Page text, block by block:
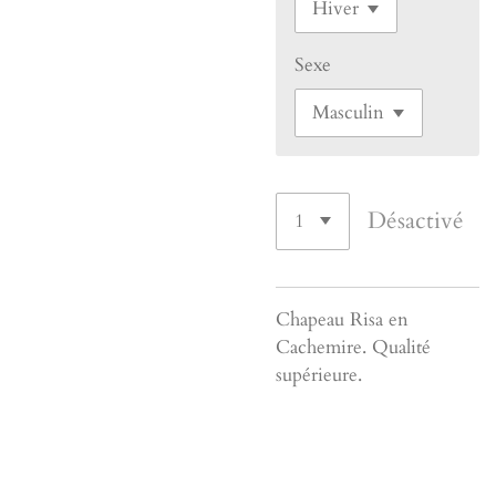
Sexe
Désactivé
Chapeau Risa en
Cachemire. Qualité
supérieure.